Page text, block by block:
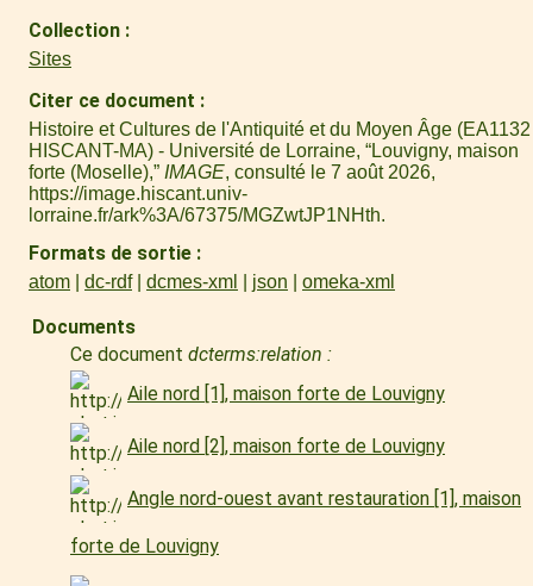
Collection
Sites
Citer ce document
Histoire et Cultures de l'Antiquité et du Moyen Âge (EA1132
HISCANT-MA) - Université de Lorraine, “Louvigny, maison
forte (Moselle),” IMAGE, consulté le 7 août 2026,
https://image.hiscant.univ-
lorraine.fr/ark%3A/67375/MGZwtJP1NHth.
Formats de sortie
atom dc-rdf dcmes-xml json omeka-xml
Documents
Ce document dcterms:relation :
Aile nord [1], maison forte de Louvigny
Aile nord [2], maison forte de Louvigny
Angle nord-ouest avant restauration [1], maison
forte de Louvigny